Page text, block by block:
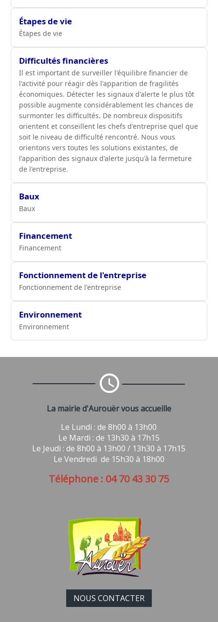
Étapes de vie
Étapes de vie
Difficultés financières
Il est important de surveiller l'équilibre financier de
l'activité pour réagir dès l'apparition de fragilités
économiques. Détecter les signaux d'alerte le plus tôt
possible augmente considérablement les chances de
surmonter les difficultés. De nombreux dispositifs
orientent et conseillent les chefs d'entreprise quel que
soit le niveau de difficulté rencontré. Nous vous
orientons vers toutes les solutions existantes, de
l'apparition des signaux d'alerte jusqu'à la fermeture
de l'entreprise.
Baux
Baux
Financement
Financement
Fonctionnement de l'entreprise
Fonctionnement de l'entreprise
Environnement
Environnement
La mairie d'Aurouër vous accueille
Le Lundi : de 8h00 à 13h00
Le Mardi : de 13h30 à 17h15
Le Jeudi : de 8h00 à 13h00 / 13h30 à 17h15
Le Vendredi de 15h30 à 18h00
Téléphone : 04 70 43 30 75
NOUS CONTACTER